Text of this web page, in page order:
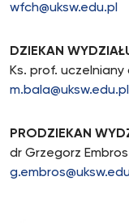
wfch@uksw.edu.pl
DZIEKAN
Ks. prof. uczelniany
m.bala@uksw.edu.pl
PRODZIEKAN
dr Grzegorz Embros